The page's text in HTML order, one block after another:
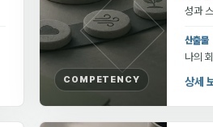
COMPETENCY
성과
산출물
나의
상세